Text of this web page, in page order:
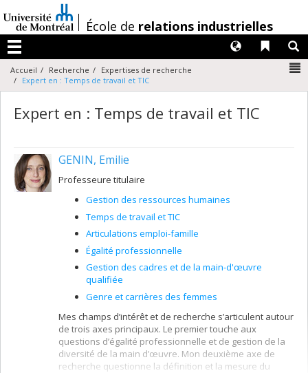
au
contenu
/École de relations industrielles
Menu
Liens
Langues
Accueil Recherche
Expertises de recherche
Expert en : Temps de travail et TIC
Expert en : Temps de travail et TIC
GENIN, Emilie
Professeure titulaire
Gestion des ressources humaines
Temps de travail et TIC
Articulations emploi-famille
Égalité professionnelle
Gestion des cadres et de la main-d'œuvre
qualifiée
Genre et carrières des femmes
Mes champs d’intérêt et de recherche s’articulent autour
de trois axes principaux. Le premier touche aux
questions d’égalité professionnelle et de gestion de la
diversité de la main d’œuvre. Mon deuxième axe de
recherche questionne la définition et la mesure du